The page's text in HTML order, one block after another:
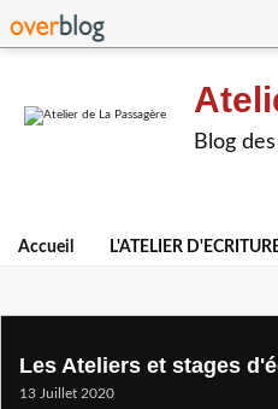
Blog
Accueil L'ATELIER
Les Ateliers et stages
13 Juillet 2020